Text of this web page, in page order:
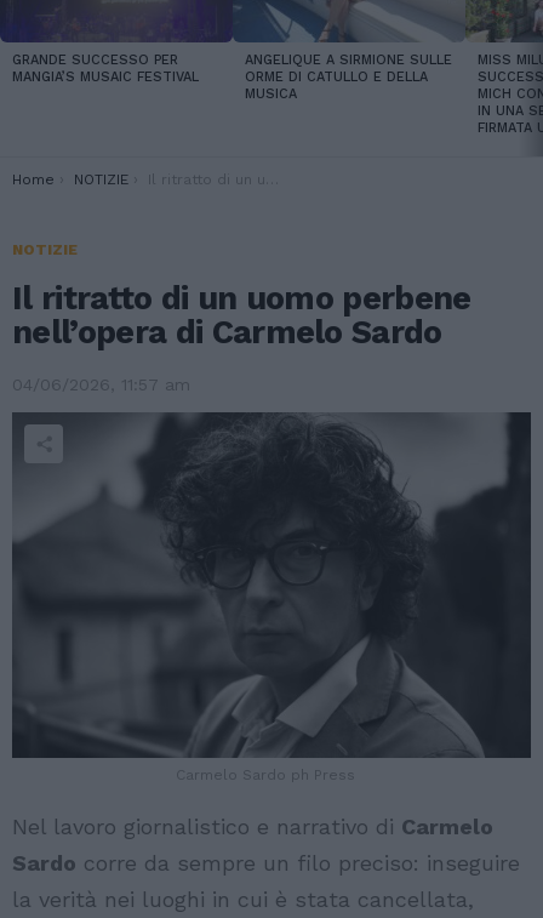
GRANDE SUCCESSO PER
MANGIA’S MUSAIC FESTIVAL
ANGELIQUE A SIRMIONE SULLE
ORME DI CATULLO E DELLA
MUSICA
MISS
MICH
IN UNA
FIRMATA
You are here:
Home NOTIZIE Il ritratto di un uomo perbene nell’opera di Carmelo Sardo
NOTIZIE
Il ritratto di un uomo perbene
nell’opera di Carmelo Sardo
04/06/2026, 11:57 am
Carmelo Sardo ph Press
Nel lavoro giornalistico e narrativo di Carmelo
Sardo corre da sempre un filo preciso: inseguire
la verità nei luoghi in cui è stata cancellata,